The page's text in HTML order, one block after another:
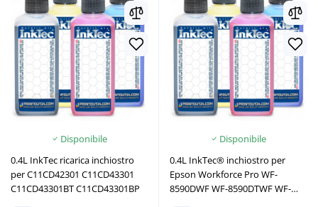
Disponibile
0.4L InkTec ricarica inchiostro
per C11CD42301 C11CD43301
C11CD43301BT C11CD43301BP
Disponibile
0.4L InkTec® inchiostro per
Epson Workforce Pro WF-
8590DWF WF-8590DTWF WF-